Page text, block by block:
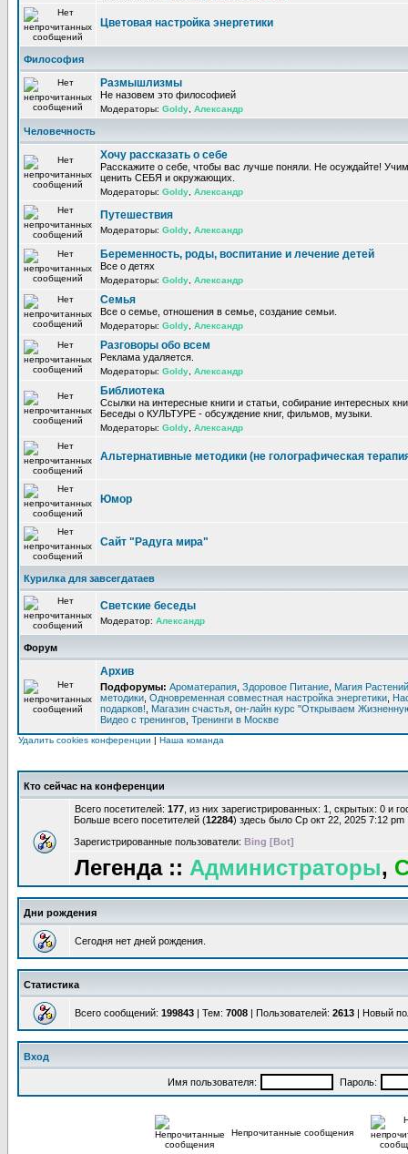
Цветовая настройка энергетики
Философия
Размышлизмы
Не назовем это философией
Модераторы: Goldy Александр
Человечность
Хочу рассказать о себе
Расскажите о себе, чтобы вас лучше поняли. Не осуждайте!
ценить СЕБЯ и окружающих.
Модераторы: Goldy Александр
Путешествия
Модераторы: Goldy Александр
Беременность, роды, воспитание и лечение детей
Все о детях
Модераторы: Goldy Александр
Семья
Все о семье, отношения в семье, создание семьи.
Модераторы: Goldy Александр
Разговоры обо всем
Реклама удаляется.
Модераторы: Goldy Александр
Библиотека
Ссылки на интересные книги и статьи, собирание интересных
Беседы о КУЛЬТУРЕ - обсуждение книг, фильмов, музыки.
Модераторы: Goldy Александр
Альтернативные методики (не голографическая
Юмор
Сайт "Радуга мира"
Курилка для завсегдатаев
Светские беседы
Модератор: Александр
Форум
Архив
Подфорумы: Ароматерапия Здоровое Питание Магия Растений
методики Одновременная совместная настройка энергетики
подарков!
Магазин счастья он-лайн курс "Открываем
Видео с тренингов Тренинги в Москве
Удалить cookies конференции | Наша команда
Кто сейчас на конференции
Всего посетителей: 177 , из них зарегистрированных: 1, скрытых: 0 и
Больше всего посетителей (12284) здесь было Ср окт 22, 2025 7:12 pm
Зарегистрированные пользователи: Bing [Bot]
Легенда :: Администраторы,
Дни рождения
Сегодня нет дней рождения.
Статистика
Всего сообщений: 199843 | Тем: 7008 | Пользователей: 2613 | Новый
Вход
Имя пользователя: Пароль:
Непрочитанные сообщения